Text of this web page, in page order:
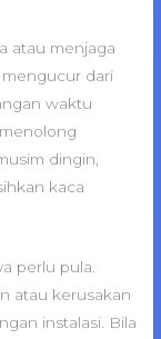
atau menjaga
dari
waktu
dingin,
kaca
perlu pula.
atau kerusakan
instalasi. Bila